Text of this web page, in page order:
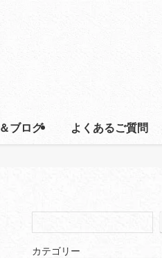
ブログ よくあるご質問
カテゴリー